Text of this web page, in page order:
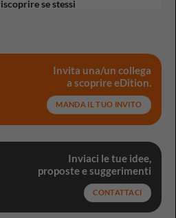
se stessi
Invita una/un collega
a scoprire eDition.
MANDA IL TUO INVITO
Inviaci le tue idee,
proposte e suggerimenti
CONTATTACI